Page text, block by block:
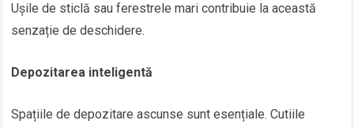
Ușile de sticlă sau ferestrele mari contribuie la această
senzație de deschidere.
Depozitarea inteligentă
Spațiile de depozitare ascunse sunt esențiale. Cutiile